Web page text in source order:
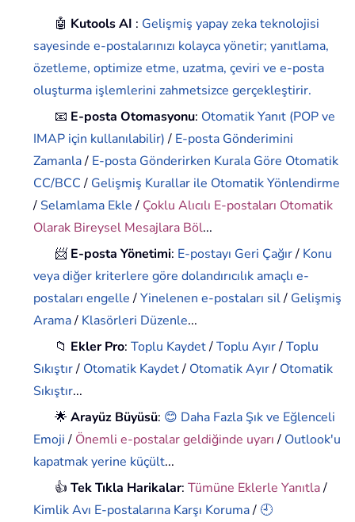
🤖 Kutools AI : Gelişmiş yapay zeka teknolojisi
sayesinde e-postalarınızı kolayca yönetir; yanıtlama,
özetleme, optimize etme, uzatma, çeviri ve e-posta
oluşturma işlemlerini zahmetsizce gerçekleştirir.
📧 E-posta Otomasyonu: Otomatik Yanıt (POP ve
IMAP için kullanılabilir)/ E-posta Gönderimini
Zamanla/ E-posta Gönderirken Kurala Göre Otomatik
CC/BCC/ Gelişmiş Kurallar ile Otomatik Yönlendirme
/ Selamlama Ekle/ Çoklu Alıcılı E-postaları Otomatik
Olarak Bireysel Mesajlara Böl...
📨 E-posta Yönetimi: E-postayı Geri Çağır/ Konu
veya diğer kriterlere göre dolandırıcılık amaçlı e-
postaları engelle/Yinelenen e-postaları sil/ Gelişmiş
Arama/ Klasörleri Düzenle...
📁 Ekler Pro:Toplu Kaydet/Toplu Ayır/Toplu
Sıkıştır/ Otomatik Kaydet/ Otomatik Ayır/ Otomatik
Sıkıştır...
🌟Arayüz Büyüsü: 😊 Daha Fazla Şık ve Eğlenceli
Emoji/ Önemli e-postalar geldiğinde uyarı/ Outlook'u
kapatmak yerine küçült...
👍Tek Tıkla Harikalar:Tümüne Eklerle Yanıtla/
Kimlik Avı E-postalarına Karşı Koruma/ 🕘